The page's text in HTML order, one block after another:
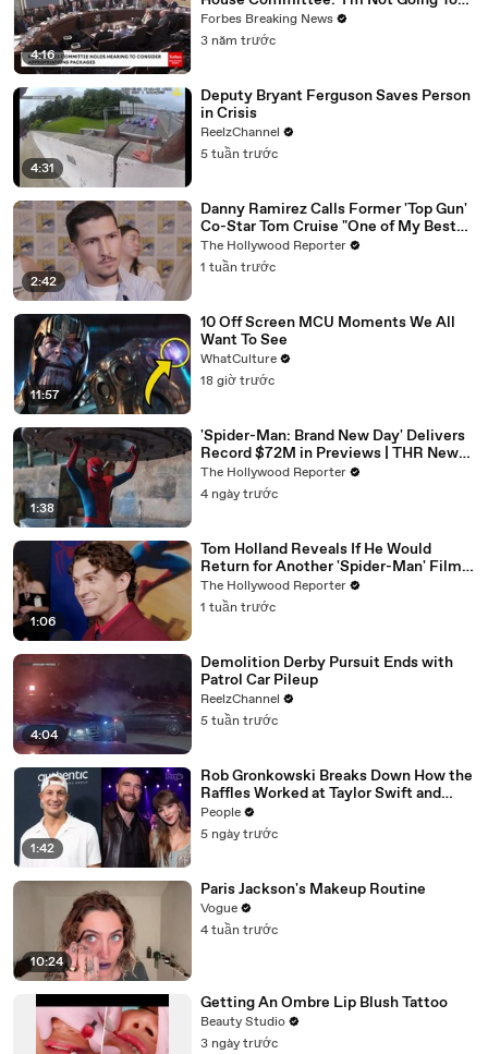
4:16
Vote For A Continuing Resolution'
Forbes Breaking News
3 năm trước
4:31
Deputy Bryant Ferguson Saves Person
in Crisis
ReelzChannel
5 tuần trước
2:42
Danny Ramirez Calls Former 'Top Gun'
Co-Star Tom Cruise "One of My Best
Mentors" | SDCC 2026
The Hollywood Reporter
1 tuần trước
11:57
10 Off Screen MCU Moments We All
Want To See
WhatCulture
18 giờ trước
1:38
'Spider-Man: Brand New Day' Delivers
Record $72M in Previews | THR News
Video
The Hollywood Reporter
4 ngày trước
1:06
Tom Holland Reveals If He Would
Return for Another 'Spider-Man' Film |
THR Video
The Hollywood Reporter
1 tuần trước
4:04
Demolition Derby Pursuit Ends with
Patrol Car Pileup
ReelzChannel
5 tuần trước
1:42
Rob Gronkowski Breaks Down How the
Raffles Worked at Taylor Swift and
Travis Kelce’s Wedding (Exclusive)
People
5 ngày trước
10:24
Paris Jackson's Makeup Routine
Vogue
4 tuần trước
Getting An Ombre Lip Blush Tattoo
Beauty Studio
3 ngày trước